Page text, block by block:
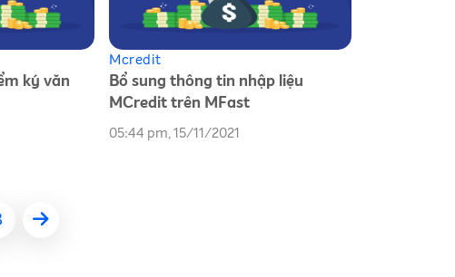
ký văn
Mcredit
Bổ sung thông tin nhập liệu
MCredit trên MFast
05:44 pm, 15/11/2021